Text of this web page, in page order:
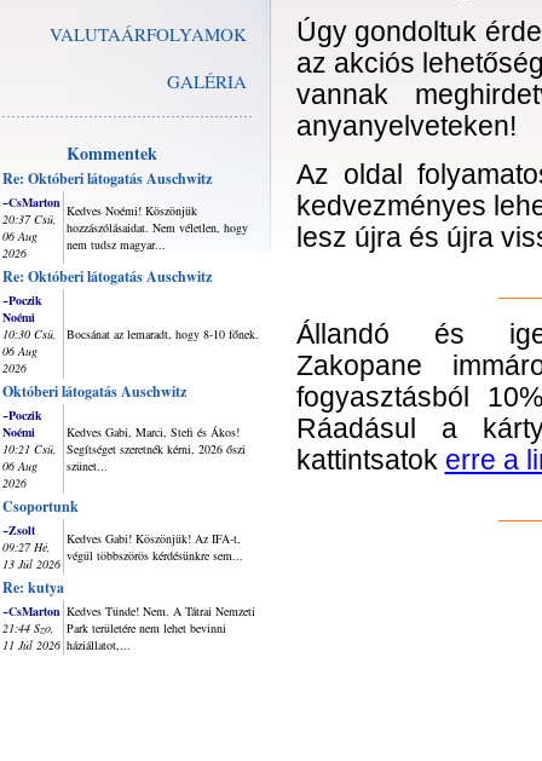
VALUTAÁRFOLYAMOK
GALÉRIA
Kommentek
Re: Októberi látogatás Auschwitz
~CsMarton
20:37 Csü,
06 Aug
2026
Kedves Noémi! Köszönjük
hozzászólásaidat. Nem véletlen, hogy
nem tudsz magyar...
Re: Októberi látogatás Auschwitz
~Poczik
Noémi
10:30 Csü,
06 Aug
2026
Bocsánat az lemaradt, hogy 8-10 főnek.
Októberi látogatás Auschwitz
~Poczik
Noémi
10:21 Csü,
06 Aug
2026
Kedves Gabi, Marci, Stefi és Ákos!
Segítséget szeretnék kérni, 2026 őszi
szünet...
Csoportunk
~Zsolt
09:27 Hé,
13 Júl 2026
Kedves Gabi! Köszönjük! Az IFA-t,
végül többszörös kérdésünkre sem...
Re: kutya
~CsMarton
21:44 Szo,
11 Júl 2026
Kedves Tünde! Nem. A Tátrai Nemzeti
Park területére nem lehet bevinni
háziállatot,...
Úgy gondoltuk
az akciós
vannak
anyanyelveteken!
Az oldal
kedvezményes
lesz újra és újra
Állandó és
Zakopane
fogyasztásból
Ráadásul a
kattintsatok erre a